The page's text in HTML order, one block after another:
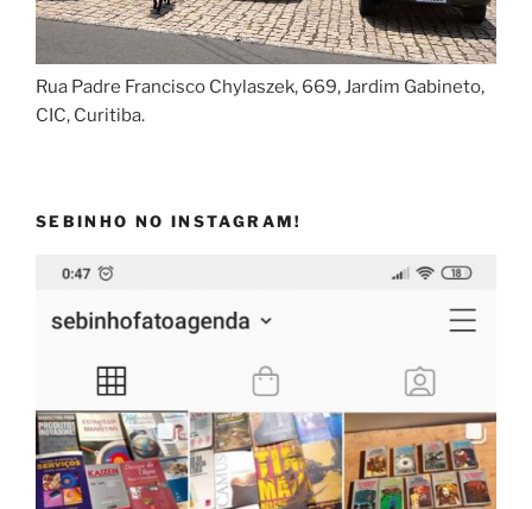
Rua Padre Francisco Chylaszek, 669, Jardim Gabineto,
CIC, Curitiba.
SEBINHO NO INSTAGRAM!